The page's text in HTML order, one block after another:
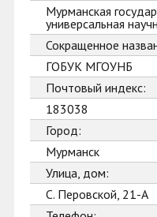
Мурманская
универсальная
Сокращенное
ГОБУК МГОУНБ
Почтовый индекс:
183038
Город:
Мурманск
Улица, дом:
С. Перовской, 21-А